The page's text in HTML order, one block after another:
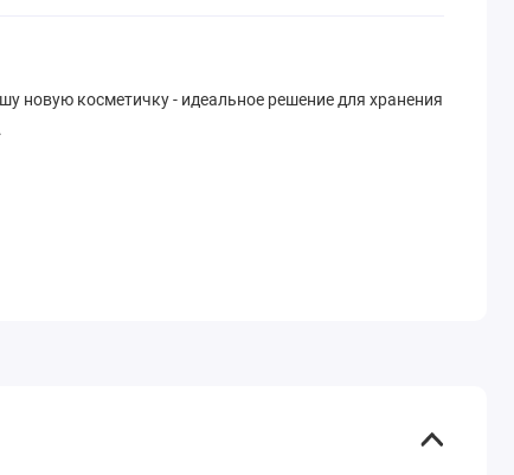
новую косметичку - идеальное решение для хранения